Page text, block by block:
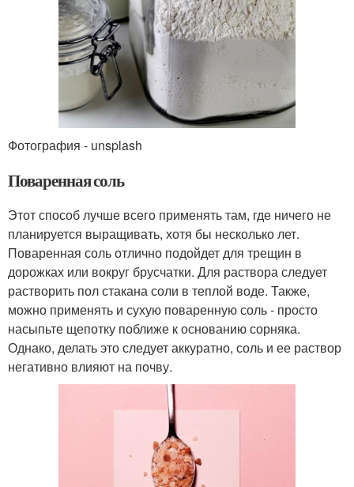
Фотография - unsplash
Поваренная соль
Этот способ лучше всего применять там, где ничего не
планируется выращивать, хотя бы несколько лет.
Поваренная соль отлично подойдет для трещин в
дорожках или вокруг брусчатки. Для раствора следует
растворить пол стакана соли в теплой воде. Также,
можно применять и сухую поваренную соль - просто
насыпьте щепотку поближе к основанию сорняка.
Однако, делать это следует аккуратно, соль и ее раствор
негативно влияют на почву.